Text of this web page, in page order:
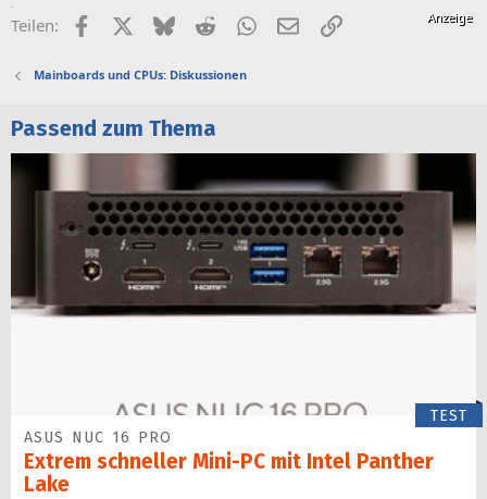
Teilen: FacebookX (Twitter)
BlueskyRedditWhatsApp
E-MailLink
Mainboards und CPUs: Diskussionen
Passend zum Thema
TEST
ASUS NUC 16 PRO
Extrem schneller Mini-PC mit Intel Panther
Lake